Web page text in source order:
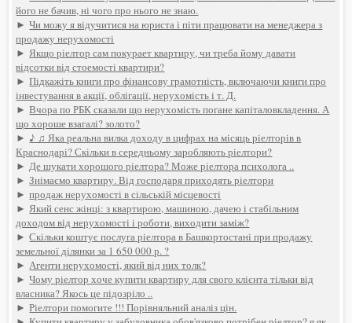
його не бачив, ні чого про нього не знаю.
►Чи можу я відучитися на юриста і піти працювати на менеджера з
продажу нерухомості
►Якщо ріелтор сам покурает квартиру, чи треба йому давати
відсотки від стоемості квартири?
►Підкажіть книги про фінансову грамотність, включаючи книги про
інвестування в акції, облігації, нерухомість і т. Д.
►Вчора по РБК сказали що нерухомість погане капіталовкладення. А
що хороше взагалі? золото?
► ♪ ♫ Яка реальна вилка доходу в цифрах на місяць ріелторів в
Краснодарі? Скільки в середньому заробляють ріелтори?
►Де шукати хорошого ріелтора? Може ріелтора психолога ..
►Знімаємо квартиру. Від господаря приходять ріелтори
►продаж нерухомості в сільській місцевості
►Який сенс жінці: з квартирою, машиною, дачею і стабільним
доходом від нерухомості і роботи, виходити заміж?
►Скільки коштує послуга ріелтора в Башкортостані при продажу
земельної ділянки за 1 650 000 р. ?
►Агенти нерухомості, який від них толк?
►Чому ріелтор хоче купити квартиру для свого клієнта тільки від
власника? Якось це підозріло ..
►Ріелтори помогите !!! Порівняльний аналіз цін.